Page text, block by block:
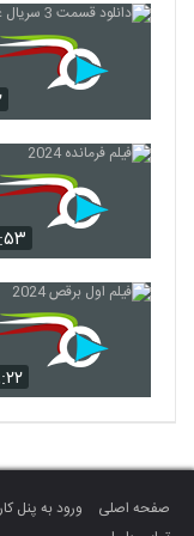
صفحه اصلی ورود به پنل